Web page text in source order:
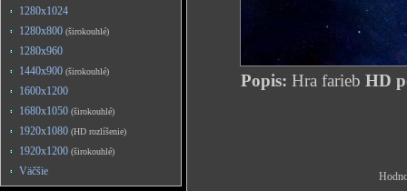
1280x1024
1280x800 (širokouhlé)
1280x960
1440x900 (širokouhlé)
1600x1200
1680x1050 (širokouhlé)
1920x1080 (HD rozlíšenie)
1920x1200 (širokouhlé)
Väčšie
Popis: Hra farieb HD